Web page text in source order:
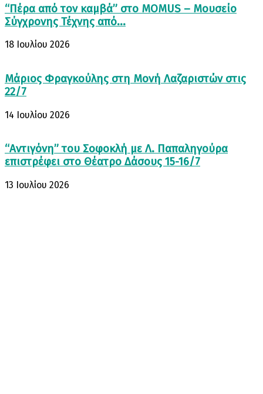
“Πέρα από τον καμβά” στο MOMUS – Μουσείο
Σύγχρονης Τέχνης από...
18 Ιουλίου 2026
Μάριος Φραγκούλης στη Μονή Λαζαριστών στις
22/7
14 Ιουλίου 2026
“Αντιγόνη” του Σοφοκλή με Λ. Παπαληγούρα
επιστρέφει στο Θέατρο Δάσους 15-16/7
13 Ιουλίου 2026